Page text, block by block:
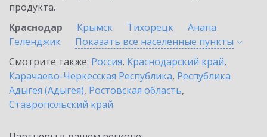
продукта.
Краснодар
Крымск Тихорецк
Анапа
Геленджик
Показать все населенные пункты
Смотрите также: Россия, Краснодарский край,
Карачаево-Черкесская Республика, Республика
Адыгея (Адыгея), Ростовская область,
Ставропольский край